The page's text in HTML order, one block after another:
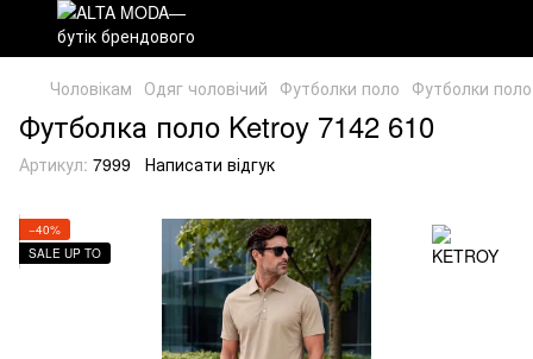
Чоловікам Одяг чоловічий Футболки поло Футболки
Футболка поло Ketroy 7142 610
Артикул: 7999 Написати відгук
−40%
SALE UP TO